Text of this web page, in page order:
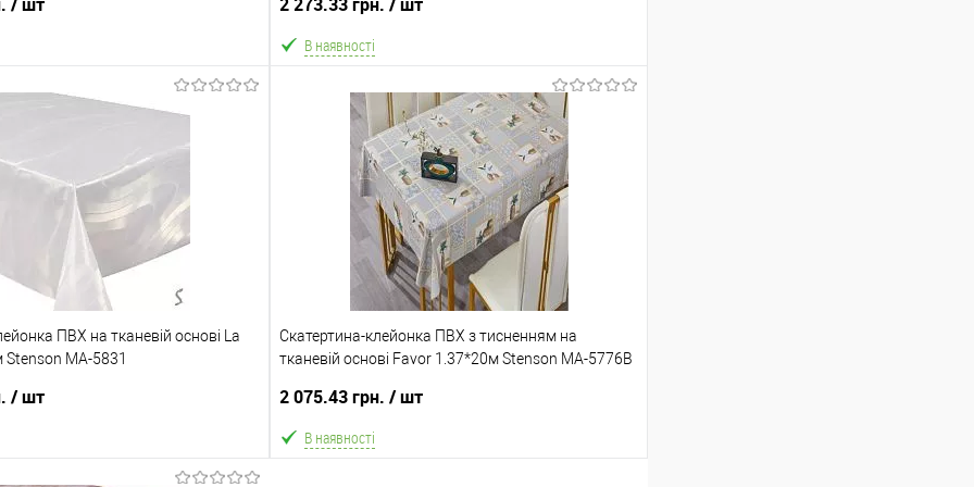
Порівняння
Новою поштою протягом 2-5 днів
500 грн (упаковку оплачує
В наявності
В кошик
В обране Порівняння
Склад зберігання
Відправка тільки Новою поштою протягом 2-5 днів
після передоплати 500 грн (упаковку оплачує
ПВХ на тканевій основі La
MA-5831
/ шт
Скатертина-клейонка ПВХ з тисненням на
тканевій основі Favor 1.37*20м Stenson MA-5776В
2 075.43 грн. / шт
В наявності